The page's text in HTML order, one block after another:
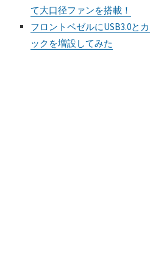
て大口径ファンを搭載！
フロントベゼルにUSB3.0と
ックを増設してみた